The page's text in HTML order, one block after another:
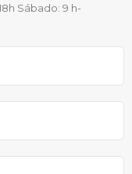
Sábado: 9 h-